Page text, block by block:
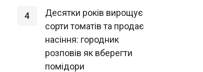
4
Десятки років вирощує
сорти томатів та продає
насіння: городник
розповів як вберегти
помідори